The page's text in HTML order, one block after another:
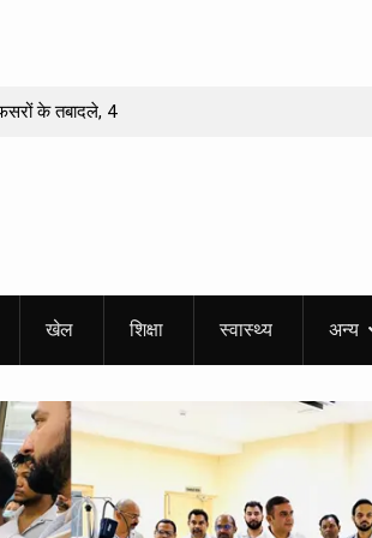
के तबादले, 4
को मिलेगा
तीलू रौतेली
खेल शिक्षा स्वास्थ्य अन्य